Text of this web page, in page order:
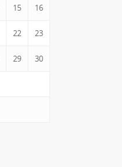
15 16
22 23
29 30